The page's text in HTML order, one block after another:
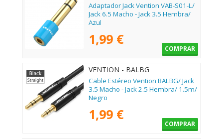
Adaptador Jack Vention VAB-S01-L/
Jack 6.5 Macho - Jack 3.5 Hembra/
Azul
1,99 €
COMPRAR
VENTION - BALBG
Cable Estéreo Vention BALBG/ Jack
3.5 Macho - Jack 2.5 Hembra/ 1.5m/
Negro
1,99 €
COMPRAR